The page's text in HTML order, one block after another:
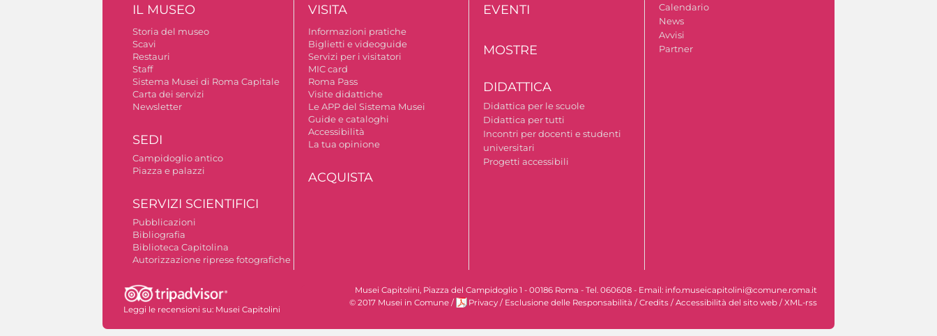
IL MUSEO
Storia del museo
Scavi
Restauri
Staff
Sistema Musei di Roma Capitale
Carta dei servizi
Newsletter
SEDI
Campidoglio antico
Piazza e palazzi
SERVIZI SCIENTIFICI
Pubblicazioni
Bibliografia
Biblioteca Capitolina
Autorizzazione riprese fotografiche
VISITA
Informazioni pratiche
Biglietti e videoguide
Servizi per i visitatori
MIC card
Roma Pass
Visite didattiche
Le APP del Sistema Musei
Guide e cataloghi
Accessibilità
La tua opinione
ACQUISTA
EVENTI
MOSTRE
DIDATTICA
Didattica per le scuole
Didattica per tutti
Incontri per docenti e studenti
universitari
Progetti accessibili
Calendario
News
Avvisi
Partner
Leggi le recensioni su: Musei Capitolini
Musei Capitolini, Piazza del Campidoglio 1 - 00186 Roma - Tel. 060608 - Email: info.museicapitolini@comune.roma.it
© 2017 Musei in Comune / Privacy / Esclusione delle Responsabilità /Credits /Accessibilità del sito web /XML-rss